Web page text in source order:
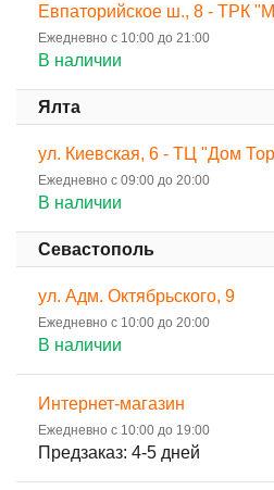
Евпаторийское ш., 8 - ТРК
Ежедневно с 10:00 до 21:00
В наличии
Ялта
ул. Киевская, 6 - ТЦ "Дом
Ежедневно с 09:00 до 20:00
В наличии
Севастополь
ул. Адм. Октябрьского, 9
Ежедневно с 10:00 до 20:00
В наличии
Интернет-магазин
Ежедневно с 10:00 до 19:00
Предзаказ: 4-5 дней